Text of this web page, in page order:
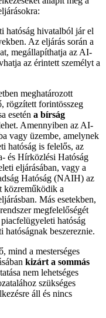
hatóság hivatalból jár el
Az eljárás során a
megállapíthatja az AI-
az érintett személyt a
meghatározott
rögzített forintösszeg
esetén a bírság
Amennyiben az AI-
vagy üzembe, amelynek
hatóság is felelős, az
és Hírközlési Hatóság
eljárásában, vagy a
Hatóság (NAIH) az
közreműködik a
Más esetekben,
megfelelőségét
hatóság
hatóságnak beszereznie.
mind a mesterséges
kizárt a sommás
nem lehetséges
szükséges
áll és nincs